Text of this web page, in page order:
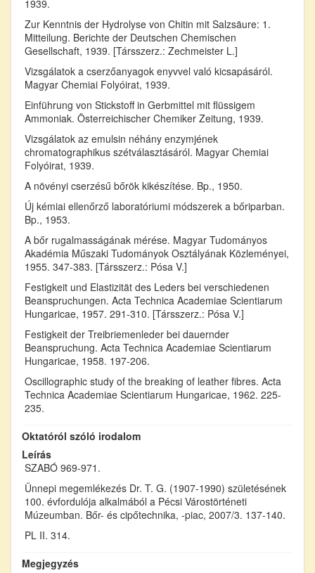
1939.
Zur Kenntnis der Hydrolyse von Chitin mit Salzsäure: 1.
Mitteilung. Berichte der Deutschen Chemischen
Gesellschaft, 1939. [Társszerz.: Zechmeister L.]
Vizsgálatok a cserzőanyagok enyvvel való kicsapásáról.
Magyar Chemiai Folyóirat, 1939.
Einführung von Stickstoff in Gerbmittel mit flüssigem
Ammoniak. Österreichischer Chemiker Zeitung, 1939.
Vizsgálatok az emulsin néhány enzymjének
chromatographikus szétválasztásáról. Magyar Chemiai
Folyóirat, 1939.
A növényi cserzésű bőrök kikészítése. Bp., 1950.
Új kémiai ellenőrző laboratóriumi módszerek a bőriparban.
Bp., 1953.
A bőr rugalmasságának mérése. Magyar Tudományos
Akadémia Műszaki Tudományok Osztályának Közleményei,
1955. 347-383. [Társszerz.: Pósa V.]
Festigkeit und Elastizität des Leders bei verschiedenen
Beanspruchungen. Acta Technica Academiae Scientiarum
Hungaricae, 1957. 291-310. [Társszerz.: Pósa V.]
Festigkeit der Treibriemenleder bei dauernder
Beanspruchung. Acta Technica Academiae Scientiarum
Hungaricae, 1958. 197-206.
Oscillographic study of the breaking of leather fibres. Acta
Technica Academiae Scientiarum Hungaricae, 1962. 225-
235.
Oktatóról szóló irodalom
Leírás
SZABÓ 969-971.
Ünnepi megemlékezés Dr. T. G. (1907-1990) születésének
100. évfordulója alkalmából a Pécsi Várostörténeti
Múzeumban. Bőr- és cipőtechnika, -piac, 2007/3. 137-140.
PL II. 314.
Megjegyzés